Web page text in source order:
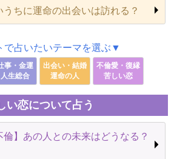
ちに運命の出会いは訪れる？
で占いたいテーマを選ぶ▼
事・金運
人生総合
出会い・結婚
運命の人
不倫愛・復縁
苦しい恋
い恋について占う
倫】あの人との未来はどうなる？